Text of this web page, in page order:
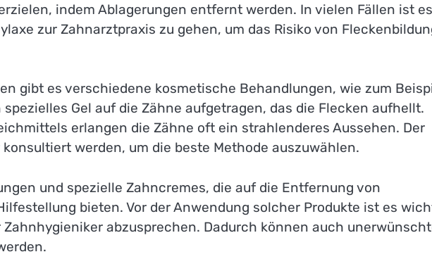
indem Ablagerungen entfernt werden. In vielen Fällen ist es
zur Zahnarztpraxis zu gehen, um das Risiko von
gibt es verschiedene kosmetische Behandlungen, wie zum
Gel auf die Zähne aufgetragen, das die Flecken aufhellt.
erlangen die Zähne oft ein strahlenderes Aussehen. Der
werden, um die beste Methode auszuwählen.
und spezielle Zahncremes, die auf die Entfernung von
bieten. Vor der Anwendung solcher Produkte ist es
abzusprechen. Dadurch können auch